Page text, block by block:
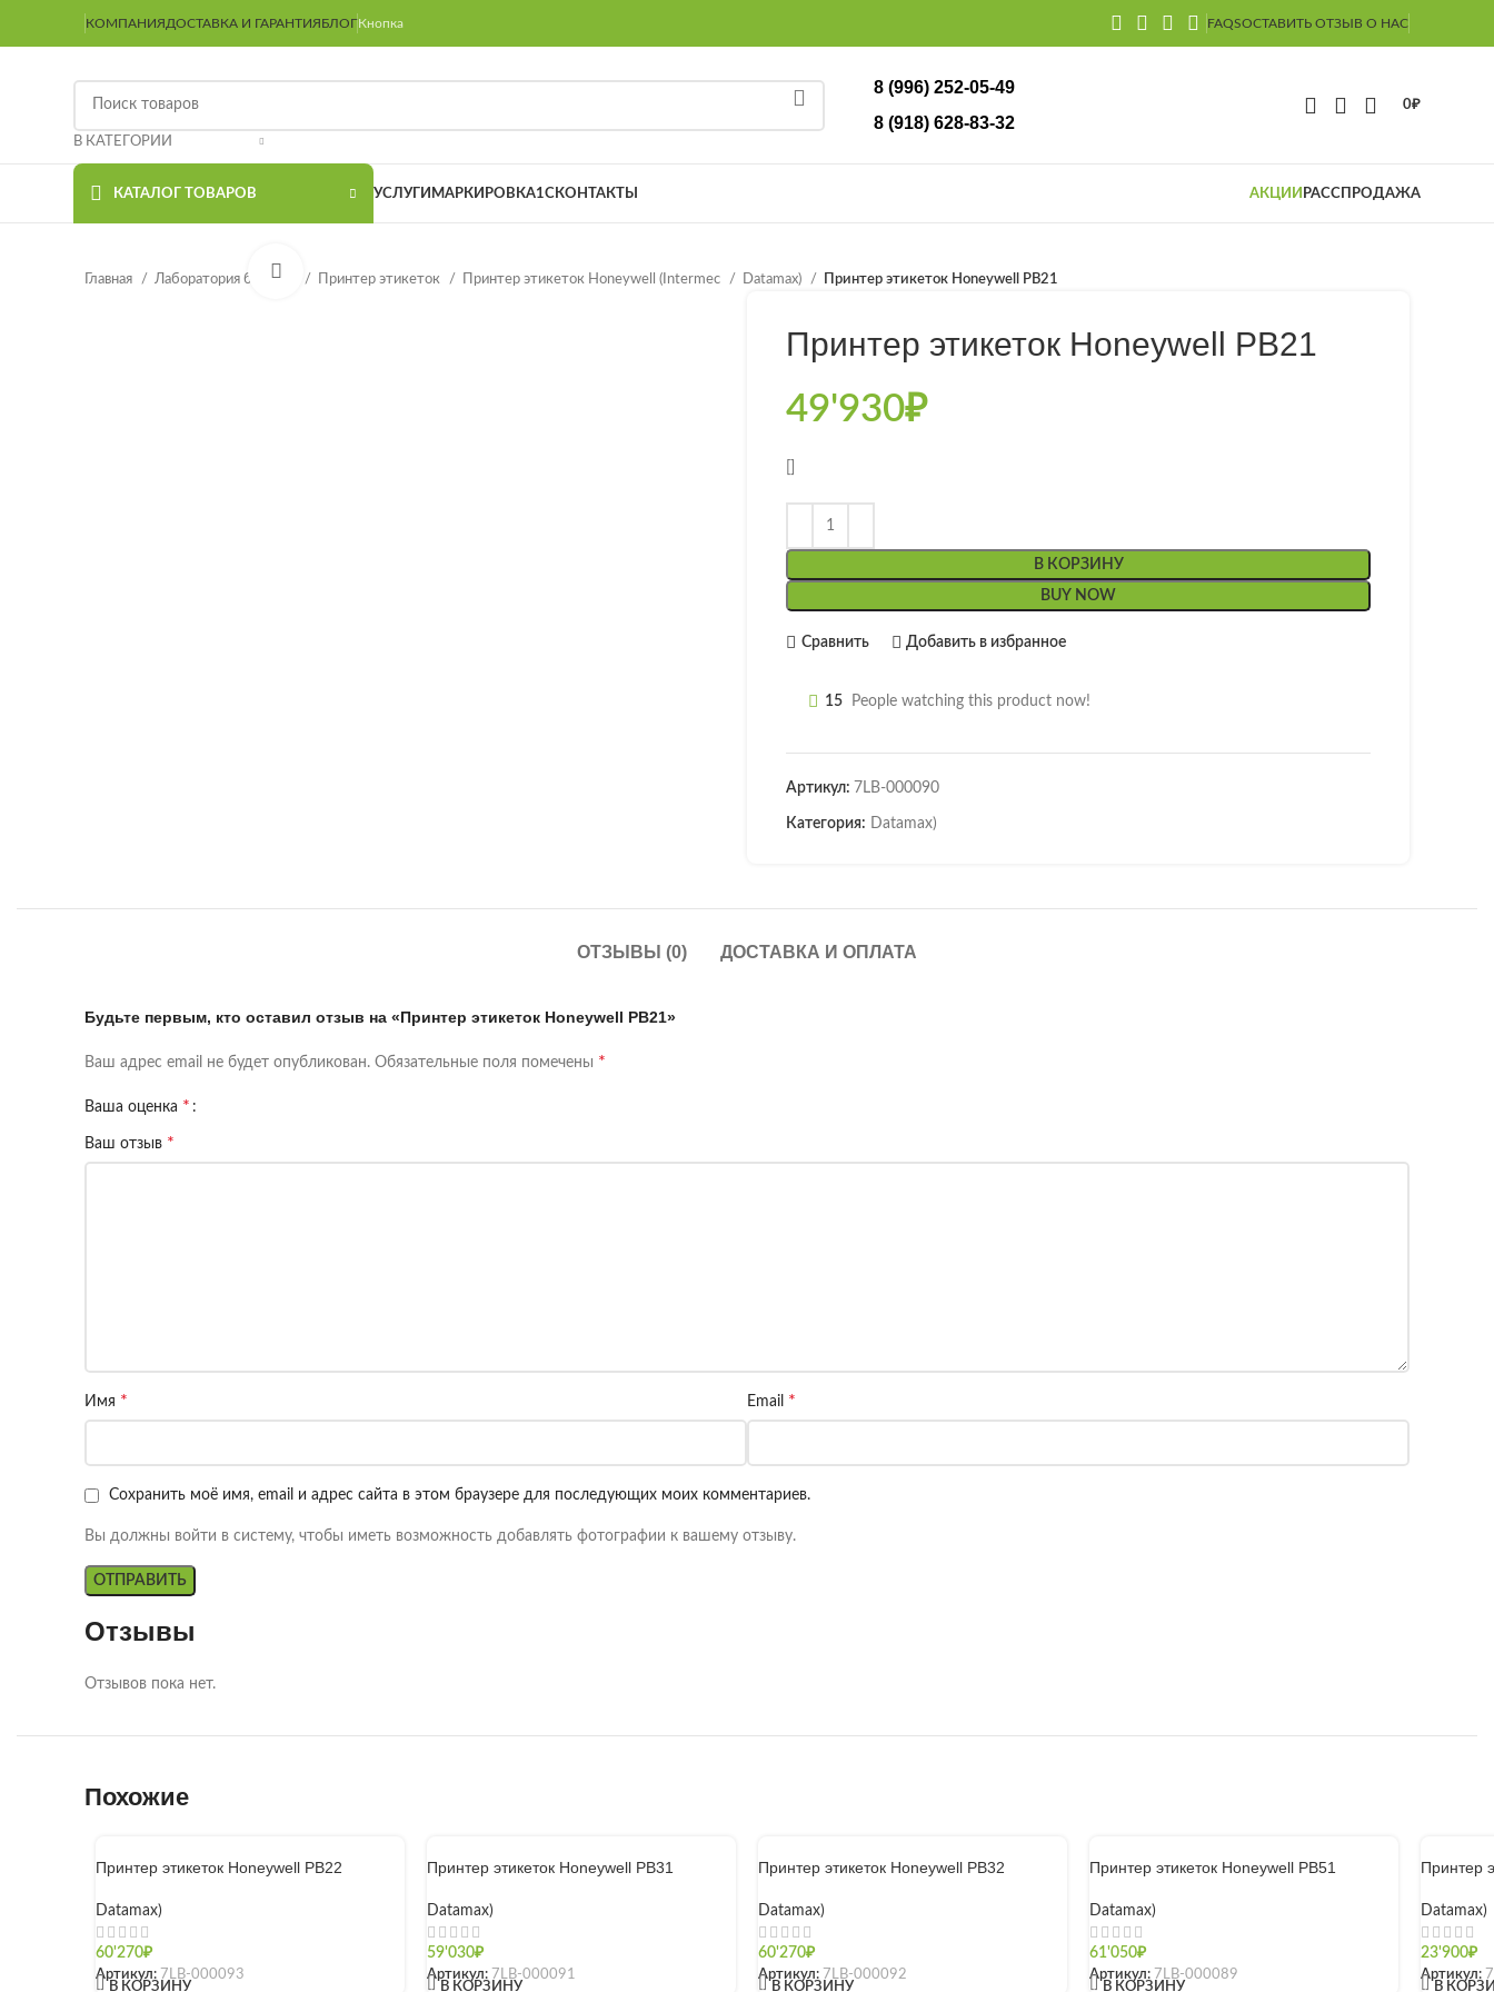
КОМПАНИЯДОСТАВКА И ГАРАНТИЯБЛОГКнопка FAQSОСТАВИТЬ ОТЗЫВ О НАС
В КАТЕГОРИИ
8 (996) 252-05-49
8 (918) 628-83-32
0₽
КАТАЛОГ ТОВАРОВ УСЛУГИ МАРКИРОВКА1СКОНТАКТЫ АКЦИИ РАССПРОДАЖА
Главная Лаборатория бизнеса Принтер этикеток Принтер этикеток Honeywell (Intermec Datamax) Принтер этикеток Honeywell PB21
Нажмите, чтобы увеличить
Принтер этикеток Honeywell PB21
49'930₽
В КОРЗИНУ
BUY NOW
Сравнить Добавить в избранное
15 People watching this product now!
Артикул: 7LB-000090
Категория: Datamax)
ОТЗЫВЫ (0) ДОСТАВКА И ОПЛАТА
Отзывы
Отзывов пока нет.
Будьте первым, кто оставил отзыв на «Принтер этикеток Honeywell PB21»
Ваш адрес email не будет опубликован. Обязательные поля помечены *
Ваша оценка *
Ваш отзыв *
Имя * Email *
Сохранить моё имя, email и адрес сайта в этом браузере для последующих моих комментариев.
Вы должны войти в систему, чтобы иметь возможность добавлять фотографии к вашему отзыву.
Похожие
Принтер этикеток Honeywell PB22
Datamax)
60'270₽
В КОРЗИНУ
Артикул: 7LB-000093
[]
Принтер этикеток Honeywell PB31
Datamax)
59'030₽
В КОРЗИНУ
Артикул: 7LB-000091
[]
Принтер этикеток Honeywell PB32
Datamax)
60'270₽
В КОРЗИНУ
Артикул: 7LB-000092
[]
Принтер этикеток Honeywell PB51
Datamax)
61'050₽
В КОРЗИНУ
Артикул: 7LB-000089
[]
Принтер
Datamax)
23'900₽
В
Артикул:
[]